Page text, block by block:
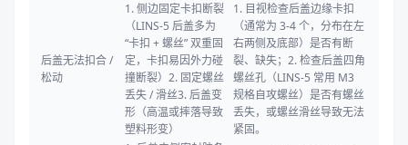
后盖无法扣合 /
松动
1. 侧边固定卡扣断裂
（LINS-5 后盖多为
“卡扣 + 螺丝” 双重固
定，卡扣易因外力碰
撞断裂）2. 固定螺丝
丢失 / 滑丝3. 后盖变
形（高温或摔落导致
塑料形变）
1. 目视检查后盖边缘卡扣
（通常为 3-4 个，分布在左
右两侧及底部）是否有断
裂、缺失；2. 检查后盖四角
螺丝孔（LINS-5 常用 M3
规格自攻螺丝）是否有螺丝
丢失，或螺丝滑丝导致无法
紧固。